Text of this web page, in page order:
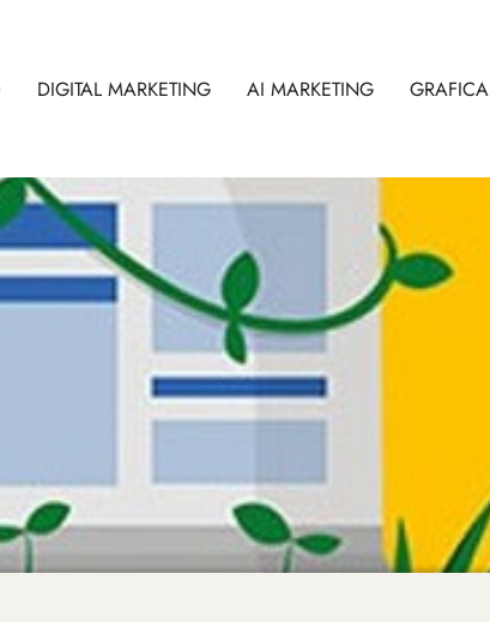
DIGITAL MARKETING AI MARKETING GRAFICA